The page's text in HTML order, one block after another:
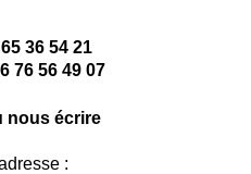
36 54 21
76 56 49 07
nous écrire
: